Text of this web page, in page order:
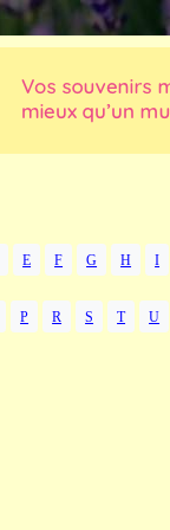
E F G H I
P R S T U